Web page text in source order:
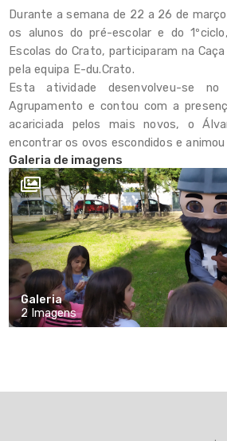
Conselho Municipal de
Educação
Carta Educativa
Rede Escolar
Projetos
Estudo Digital
Apoio Socioeducativo
Alimentação Escolar
Observatório Municipal
Questionários
Durante a semana de 22 a 26 de
os alunos do pré-escolar e do
Escolas do Crato, participaram na
pela equipa E-du.Crato.
Esta atividade desenvolveu-se
Agrupamento e contou com a
acariciada pelos mais novos, o
encontrar os ovos escondidos e
Galeria de imagens
Galeria
2 Imagens